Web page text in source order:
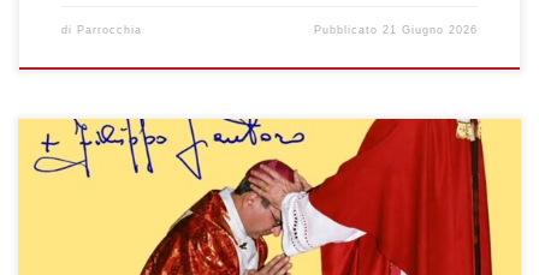
di Parrocchia Pubblicato21 Giugno 2026
Lunedì 29 Giugno 2026 – ore 19 – Basilica Cattedrale San
Cataldo Per la partecipazione alla celebrazione sarà predisposto